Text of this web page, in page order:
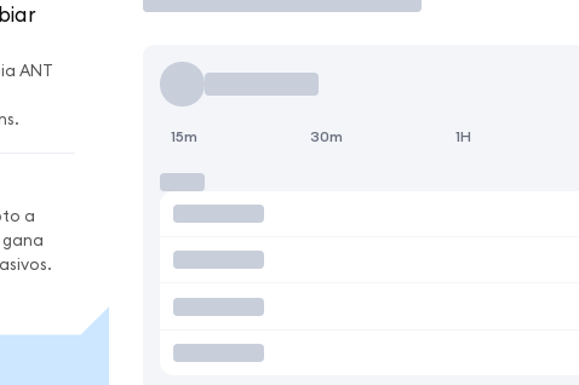
ANT
a
15m 30m 1H